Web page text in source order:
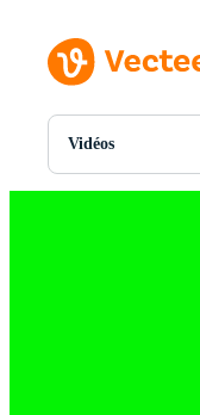
Vidéos
Toutes Images